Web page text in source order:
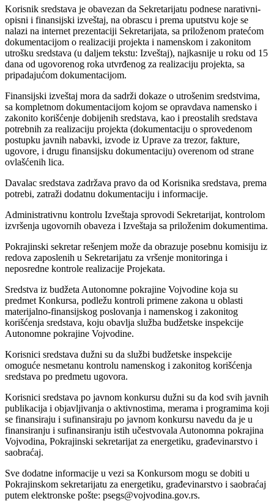
Korisnik sredstava je obavezan da Sekretarijatu podnese narativni-
opisni i finansijski izveštaj, na obrascu i prema uputstvu koje se
nalazi na internet prezentaciji Sekretarijata, sa priloženom pratećom
dokumentacijom o realizaciji projekta i namenskom i zakonitom
utrošku sredstava (u daljem tekstu: Izveštaj), najkasnije u roku od 15
dana od ugovorenog roka utvrđenog za realizaciju projekta, sa
pripadajućom dokumentacijom.
Finansijski izveštaj mora da sadrži dokaze o utrošenim sredstvima,
sa kompletnom dokumentacijom kojom se opravdava namensko i
zakonito korišćenje dobijenih sredstava, kao i preostalih sredstava
potrebnih za realizaciju projekta (dokumentaciju o sprovedenom
postupku javnih nabavki, izvode iz Uprave za trezor, fakture,
ugovore, i drugu finansijsku dokumentaciju) overenom od strane
ovlašćenih lica.
Davalac sredstava zadržava pravo da od Korisnika sredstava, prema
potrebi, zatraži dodatnu dokumentaciju i informacije.
Administrativnu kontrolu Izveštaja sprovodi Sekretarijat, kontrolom
izvršenja ugovornih obaveza i Izveštaja sa priloženim dokumentima.
Pokrajinski sekretar rešenjem može da obrazuje posebnu komisiju iz
redova zaposlenih u Sekretarijatu za vršenje monitoringa i
neposredne kontrole realizacije Projekata.
Sredstva iz budžeta Autonomne pokrajine Vojvodine koja su
predmet Konkursa, podležu kontroli primene zakona u oblasti
materijalno-finansijskog poslovanja i namenskog i zakonitog
korišćenja sredstava, koju obavlja služba budžetske inspekcije
Autonomne pokrajine Vojvodine.
Korisnici sredstava dužni su da službi budžetske inspekcije
omoguće nesmetanu kontrolu namenskog i zakonitog korišćenja
sredstava po predmetu ugovora.
Korisnici sredstava po javnom konkursu dužni su da kod svih javnih
publikacija i objavljivanja o aktivnostima, merama i programima koji
se finansiraju i sufinansiraju po javnom konkursu navedu da je u
finansiranju i sufinansiranju istih učestvovala Autonomna pokrajina
Vojvodina, Pokrajinski sekretarijat za energetiku, građevinarstvo i
saobraćaj.
Sve dodatne informacije u vezi sa Konkursom mogu se dobiti u
Pokrajinskom sekretarijatu za energetiku, građevinarstvo i saobraćaj
putem elektronske pošte: psegs@vojvodina.gov.rs.